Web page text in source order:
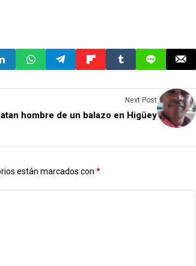
Next Post
hombre de un balazo en Higüey
están marcados con *